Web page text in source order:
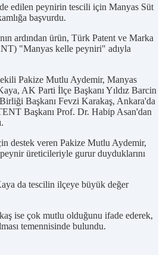
edilen peynirin tescili için Manyas Süt
başvurdu.
ardından ürün, Türk Patent ve Marka
"Manyas kelle peyniri" adıyla
Pakize Mutlu Aydemir, Manyas
AK Parti İlçe Başkanı Yıldız Barcin
Başkanı Fevzi Karakaş, Ankara'da
Başkanı Prof. Dr. Habip Asan'dan
destek veren Pakize Mutlu Aydemir,
peynir üreticileriyle gurur duyduklarını
da tescilin ilçeye büyük değer
ise çok mutlu olduğunu ifade ederek,
temennisinde bulundu.